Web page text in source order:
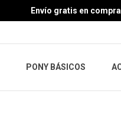
Envío gratis en
PONY BÁSICOS